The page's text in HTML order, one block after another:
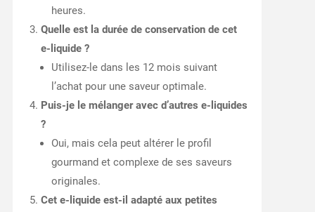
heures.
Quelle est la durée de conservation de cet
e-liquide ?
Utilisez-le dans les 12 mois suivant
l’achat pour une saveur optimale.
Puis-je le mélanger avec d’autres e-liquides
?
Oui, mais cela peut altérer le profil
gourmand et complexe de ses saveurs
originales.
Cet e-liquide est-il adapté aux petites